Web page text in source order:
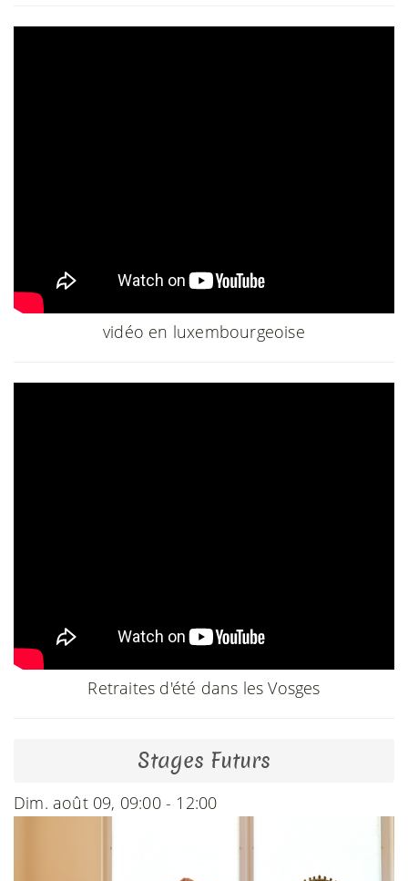
vidéo en luxembourgeoise
Retraites d'été dans les Vosges
Stages Futurs
Dim. août 09, 09:00 - 12:00